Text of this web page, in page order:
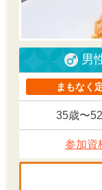
男
まもなく
35歳〜
参加資